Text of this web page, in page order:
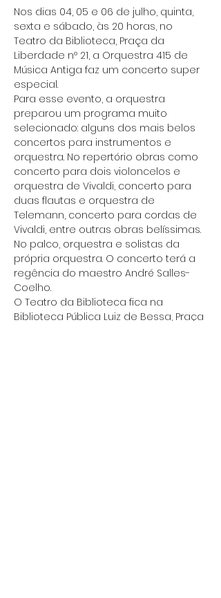
Nos dias 04, 05 e 06 de julho, quinta,
sexta e sábado, às 20 horas, no
Teatro da Biblioteca, Praça da
Liberdade nº 21, a Orquestra 415 de
Música Antiga faz um concerto super
especial.
Para esse evento, a orquestra
preparou um programa muito
selecionado: alguns dos mais belos
concertos para instrumentos e
orquestra. No repertório obras como
concerto para dois violoncelos e
orquestra de Vivaldi, concerto para
duas flautas e orquestra de
Telemann, concerto para cordas de
Vivaldi, entre outras obras belíssimas.
No palco, orquestra e solistas da
própria orquestra. O concerto terá a
regência do maestro André Salles-
Coelho.
O Teatro da Biblioteca fica na
Biblioteca Pública Luiz de Bessa, Praça